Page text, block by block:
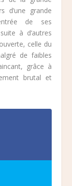
d’une grande
de ses
à d’autres
celle du
de faibles
grâce à
brutal et